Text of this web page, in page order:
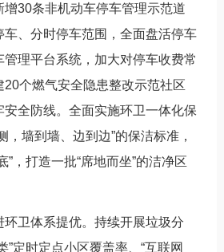
30条非机动车停车管理示范道
车、分时停车范围，全面盘活停车
理平台系统，加大对停车收费常
20个燃气安全隐患整改示范社区
安全防线。全面实施环卫一体化保
，墙到墙、边到边”的保洁标准，
”，打造一批“席地而坐”的洁净区
卫体系提优。持续开展垃圾分
”定时定点小区覆盖率、“互联网